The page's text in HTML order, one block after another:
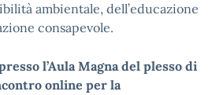
ambientale, dell’educazione
consapevole.
l’Aula Magna del plesso di
online per la